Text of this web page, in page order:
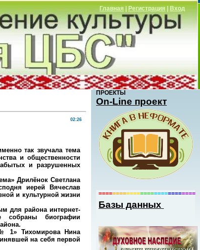
Главная Регистрация |Вход
02:26
так звучала тема
и общественности
и разрушенных
Дрилёнок Светлана
иерей Вячеслав
и культурной жизни
для района интернет-
собраны биографии
1» Тихомирова Нина
на себя первой
ПРОЕКТЫ
Оn-Line проект
============================
Базы данных